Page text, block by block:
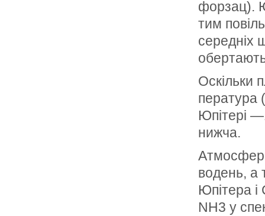
форзац).
тим
середніх
Оскільки
пература
Юпітері
нижча.
водень, а
Юпітера і
NН3 у